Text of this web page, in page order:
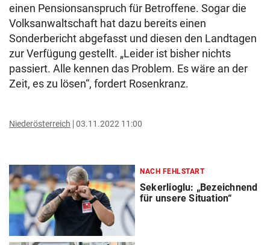
einen Pensionsanspruch für Betroffene. Sogar die
Volksanwaltschaft hat dazu bereits einen
Sonderbericht abgefasst und diesen den Landtagen
zur Verfügung gestellt. „Leider ist bisher nichts
passiert. Alle kennen das Problem. Es wäre an der
Zeit, es zu lösen“, fordert Rosenkranz.
Niederösterreich 03.11.2022 11:00
NACH FEHLSTART
Sekerlioglu: „Bezeichnend
für unsere Situation“